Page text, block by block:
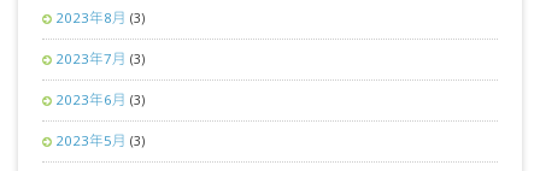
2023年8月 (3)
2023年7月 (3)
2023年6月 (3)
2023年5月 (3)